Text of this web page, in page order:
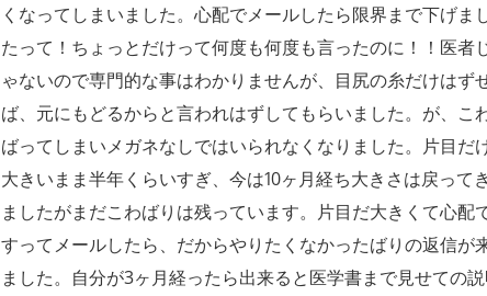
くなってしまいました。心配でメールしたら限界まで下げま
たって！ちょっとだけって何度も何度も言ったのに！！医者
ゃないので専門的な事はわかりませんが、目尻の糸だけはず
ば、元にもどるからと言われはずしてもらいました。が、こ
ばってしまいメガネなしではいられなくなりました。片目だ
大きいまま半年くらいすぎ、今は10ヶ月経ち大きさは戻ってき
ましたがまだこわばりは残っています。片目だ大きくて心配
すってメールしたら、だからやりたくなかったばりの返信が
ました。自分が3ヶ月経ったら出来ると医学書まで見せての